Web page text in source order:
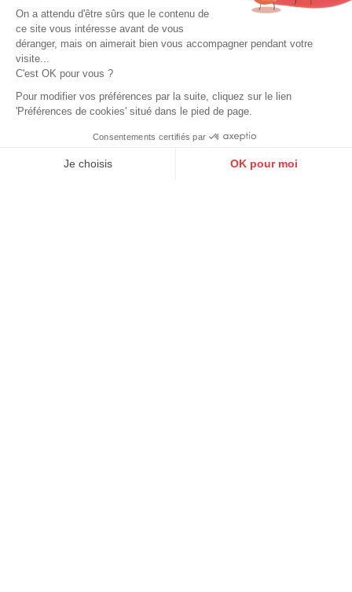
On a attendu d'être sûrs que le contenu de
ce site vous intéresse avant de vous
déranger, mais on aimerait bien vous accompagner pendant votre
visite...
C'est OK pour vous ?
Pour modifier vos préférences par la suite, cliquez sur le lien
'Préférences de cookies' situé dans le pied de page.
Consentements certifiés par
Je choisis OK pour moi
Les services
Paiement sécurisé
Livraison so colissimo
Echange et retour
Retourner un article
Gérer mes cookies